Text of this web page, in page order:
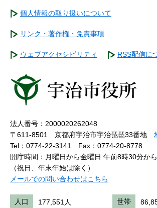
個人情報の取り扱いについて
リンク・著作権・免責事項
ウェブアクセシビリティ RSS配信に
法人番号：2000020262048
〒611-8501 京都府宇治市宇治琵琶33番地
Tel：0774-22-3141
Fax：0774-20-8778
開庁時間：月曜日から金曜日 午前8時30分か
（祝日、年末年始は除く）
メールでの問い合わせはこちら
人口 177,551人 世帯